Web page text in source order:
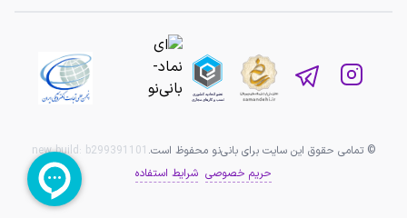
© تمامی حقوق این سایت برای بانی‌نو محفوظ است. new build: b299391101
حریم خصوصی شرایط استفاده